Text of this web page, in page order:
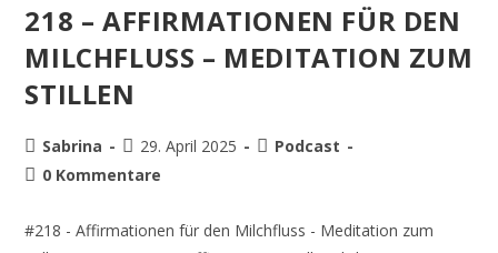
218 – AFFIRMATIONEN FÜR DEN
MILCHFLUSS – MEDITATION ZUM
STILLEN
Sabrina 29. April 2025
Podcast
0 Kommentare
#218 - Affirmationen für den Milchfluss - Meditation zum